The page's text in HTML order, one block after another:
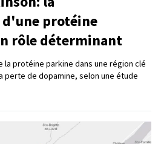
protéine
rôle déterminant
la protéine parkine dans une région clé
perte de dopamine, selon une étude